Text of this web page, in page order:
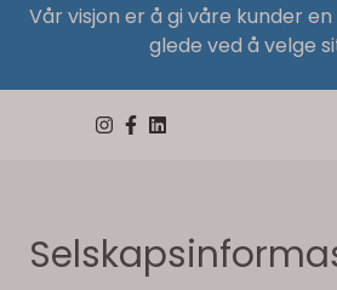
Vår visjon er å gi våre kunder
glede ved å velge